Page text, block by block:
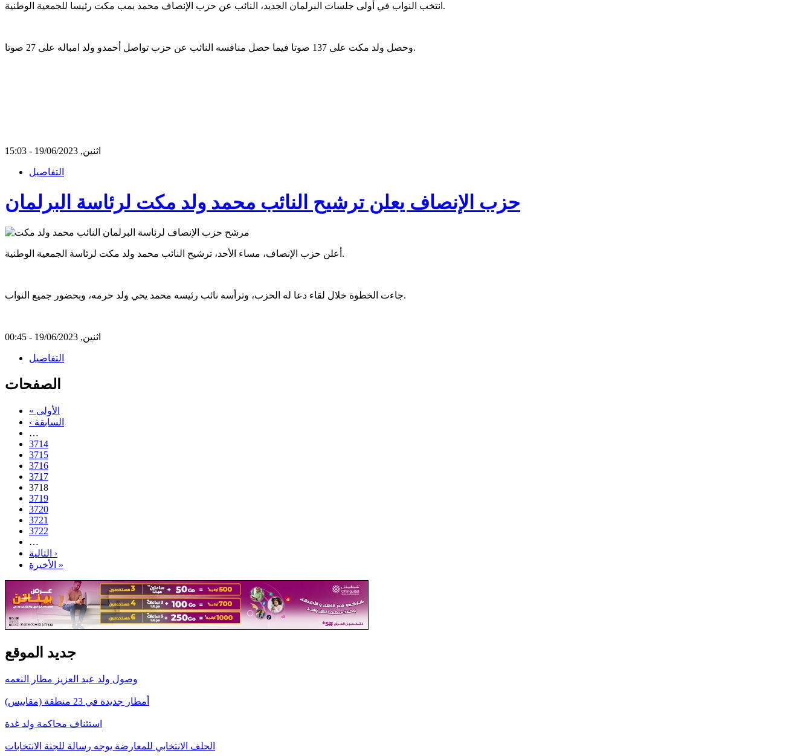
انتخب النواب في أولى جلسات البرلمان الجديد، النائب عن حزب الإنصاف محمد بمب مكت رئيسا للجمعية الوطنية.
وحصل ولد مكت على 137 صوتا فيما حصل منافسه النائب عن حزب تواصل أحمدو ولد امباله على 27 صوتا.
اثنين, 19/06/2023 - 15:03
التفاصيل
حزب الإنصاف يعلن ترشيح النائب محمد ولد مكت لرئاسة البرلمان
أعلن حزب الإنصاف، مساء الأحد، ترشيح النائب محمد ولد مكت لرئاسة الجمعية الوطنية.
جاءت الخطوة خلال لقاء دعا له الحزب، وترأسه نائب رئيسه محمد يحي ولد حرمه، وبحضور جميع النواب.
اثنين, 19/06/2023 - 00:45
التفاصيل
الصفحات
« الأولى
‹ السابقة
…
3714
3715
3716
3717
3718
3719
3720
3721
3722
…
التالية ›
الأخيرة »
جديد الموقع
وصول ولد عبد العزيز مطار النعمه
أمطار جديدة في 23 منطقة (مقاييس)
استئناف محاكمة ولد غدة
الحلف الانتخابي للمعارضة يوجه رسالة للجنة الانتخابات